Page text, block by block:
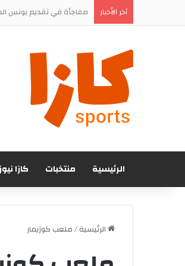
أخر الأخبار مفاجأة في تقديم يونس
الرئيسية منتخبات كازا
الرئيسية/ملعب كوزيمار